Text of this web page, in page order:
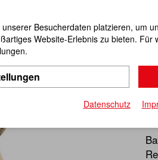
Besucherdaten platzieren, um
Website-Erlebnis zu bieten.
Datenschutz